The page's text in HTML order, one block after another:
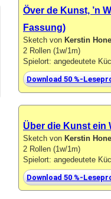
Över de Kunst, ’n
Fassung)
Sketch von Kerstin
2 Rollen (1w/1m)
Spielort: angedeutete
Download 50 %-
Über die Kunst ein
Sketch von Kerstin
2 Rollen (1w/1m)
Spielort: angedeutete
Download 50 %-